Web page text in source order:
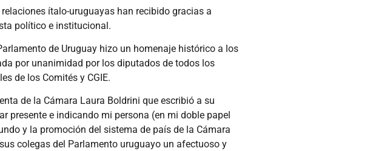
ítalo-uruguayas han recibido gracias a
político e institucional.
de Uruguay hizo un homenaje histórico a los
por unanimidad por los diputados de todos los
de los Comités y CGIE.
de la Cámara Laura Boldrini que escribió a su
presente e indicando mi persona (en mi doble papel
y la promoción del sistema de país de la Cámara
colegas del Parlamento uruguayo un afectuoso y